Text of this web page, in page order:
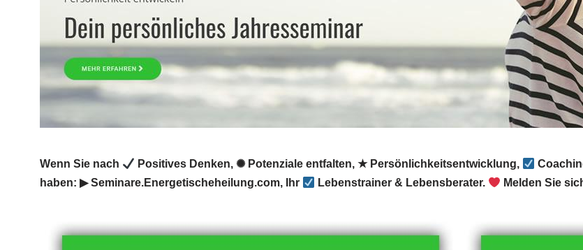
Wenn Sie nach Positives Denken, ✺ Potenziale entfalten, ★ Persönlichkeitsentwicklung,
haben: ▶︎ Seminare.Energetischeheilung.com, Ihr
Lebenstrainer & Lebensberater. Melden Sie